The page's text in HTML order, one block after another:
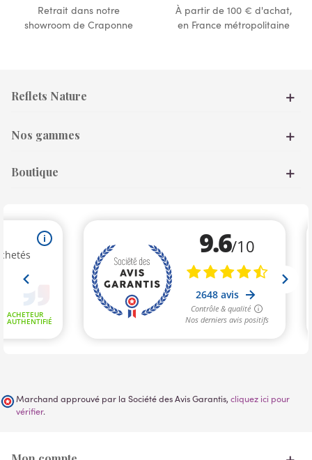
Retrait dans notre
showroom de Craponne
À partir de 100 € d'achat,
en France métropolitaine
Reflets Nature
Nos gammes
Boutique
Marchand approuvé par la Société des Avis Garantis, cliquez ici pour
vérifier.